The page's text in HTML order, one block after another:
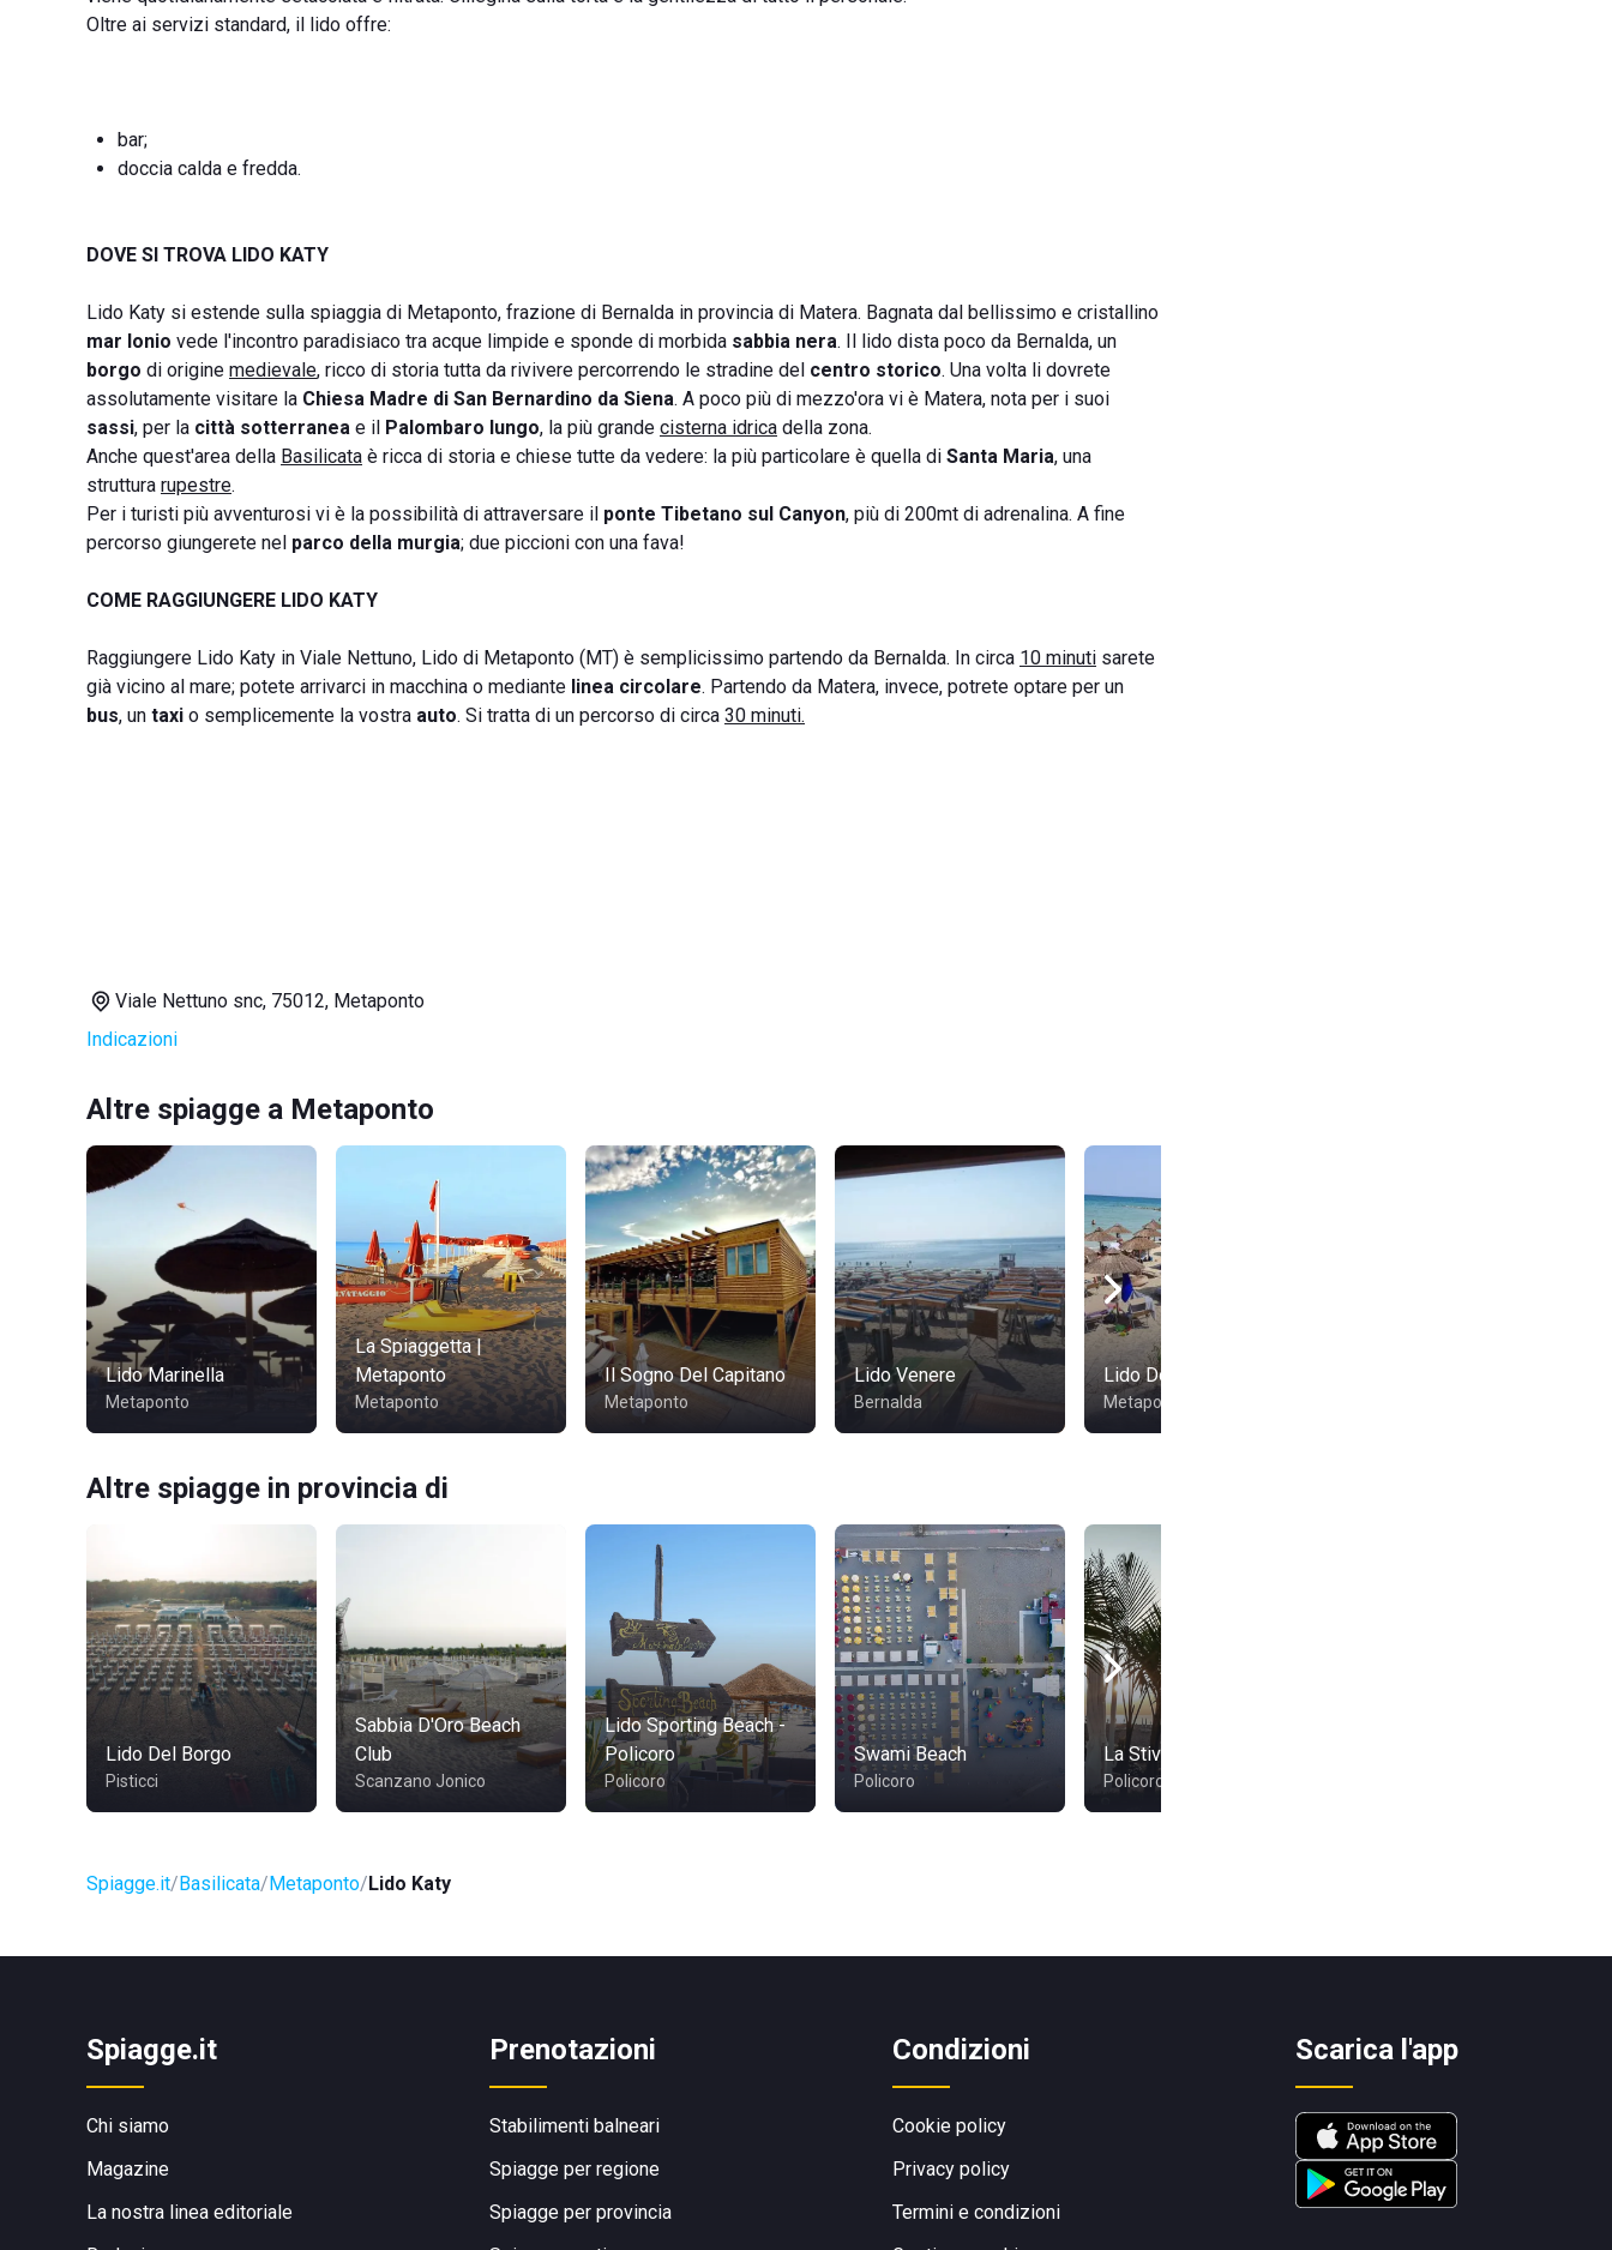
Oltre ai servizi standard, il lido offre:
bar;
doccia calda e fredda.
DOVE SI TROVA LIDO KATY
Lido Katy si estende sulla spiaggia di Metaponto, frazione di Bernalda in provincia di Matera. Bagnata dal bellissimo e cristallino
mar Ionio vede l'incontro paradisiaco tra acque limpide e sponde di morbida sabbia nera. Il lido dista poco da Bernalda, un
borgo di origine medievale, ricco di storia tutta da rivivere percorrendo le stradine del centro storico. Una volta li dovrete
assolutamente visitare la Chiesa Madre di San Bernardino da Siena. A poco più di mezzo'ora vi è Matera, nota per i suoi
sassi, per la città sotterranea e il Palombaro lungo, la più grande cisterna idrica della zona.
Anche quest'area della Basilicata è ricca di storia e chiese tutte da vedere: la più particolare è quella di Santa Maria, una
struttura rupestre.
Per i turisti più avventurosi vi è la possibilità di attraversare il ponte Tibetano sul Canyon, più di 200mt di adrenalina. A fine
percorso giungerete nel parco della murgia; due piccioni con una fava!
COME RAGGIUNGERE LIDO KATY
Raggiungere Lido Katy in Viale Nettuno, Lido di Metaponto (MT) è semplicissimo partendo da Bernalda. In circa 10 minuti sarete
già vicino al mare; potete arrivarci in macchina o mediante linea circolare. Partendo da Matera, invece, potrete optare per un
bus, un taxi o semplicemente la vostra auto. Si tratta di un percorso di circa 30 minuti.
Viale Nettuno snc, 75012, Metaponto
Indicazioni
Altre spiagge a Metaponto
Lido Marinella
Metaponto
La Spiaggetta |
Metaponto
Metaponto
Il Sogno Del Capitano
Metaponto
Lido Venere
Bernalda
Lido Dompablo
Metaponto
Altre spiagge in provincia di
Lido Del Borgo
Pisticci
Sabbia D'Oro Beach
Club
Scanzano Jonico
Lido Sporting Beach -
Policoro
Policoro
Swami Beach
Policoro
La Stiva Since 1975
Policoro
Spiagge.it Basilicata Metaponto Lido Katy
Spiagge.it
Chi siamo
Magazine
La nostra linea editoriale
Prenotazioni
Stabilimenti balneari
Spiagge per regione
Spiagge per provincia
Condizioni
Cookie policy
Privacy policy
Termini e condizioni
Scarica l'app